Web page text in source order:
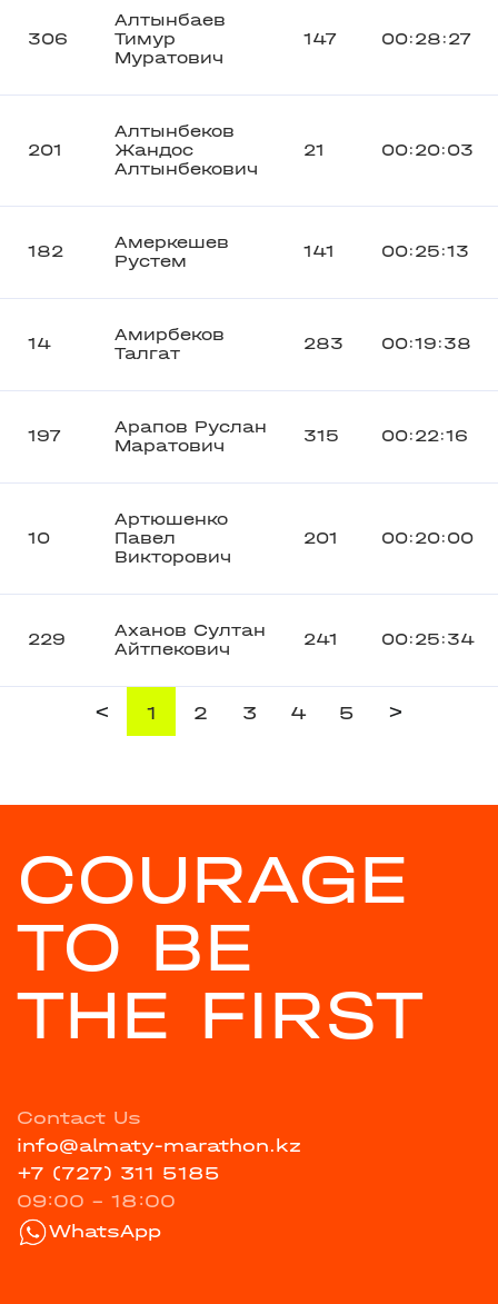
306
Алтынбаев
Тимур
Муратович
147 00:28:27
201
Алтынбеков
Жандос
Алтынбекович
21 00:20:03
182
Амеркешев
Рустем
141 00:25:13
14
Амирбеков
Талгат
283 00:19:38
197
Арапов Руслан
Маратович
315 00:22:16
10
Артюшенко
Павел
Викторович
201 00:20:00
229
Аханов Султан
Айтпекович
241 00:25:34
< 1 2 3 4 5 >
COURAGE
TO BE
THE FIRST
Contact Us
info@almaty-marathon.kz
+7 (727) 311 5185
09:00 - 18:00
WhatsApp